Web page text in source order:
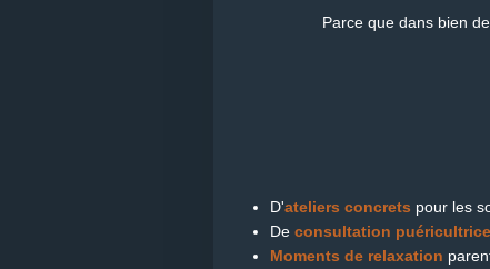
Parce que dans bien
D'ateliers concrets pour les
De consultation
Moments de relaxation